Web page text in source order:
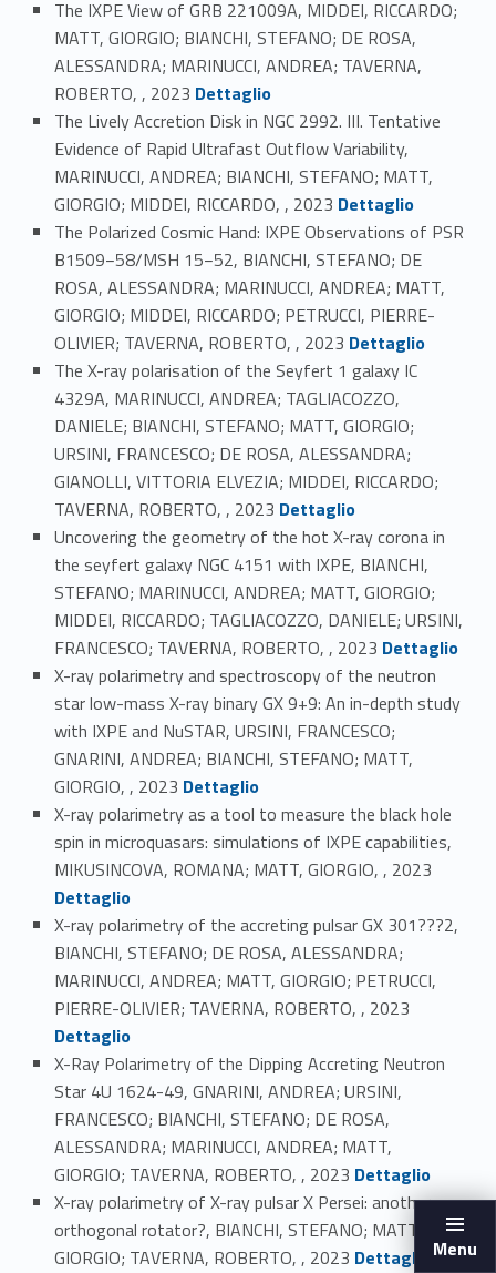
Menu
The IXPE View of GRB 221009A, MIDDEI, RICCARDO;
MATT, GIORGIO; BIANCHI, STEFANO; DE ROSA,
ALESSANDRA; MARINUCCI, ANDREA; TAVERNA,
ROBERTO, , 2023 Link identifier #identifier_person_111947-85
Dettaglio
The Lively Accretion Disk in NGC 2992. III. Tentative
Evidence of Rapid Ultrafast Outflow Variability,
MARINUCCI, ANDREA; BIANCHI, STEFANO; MATT,
GIORGIO; MIDDEI, RICCARDO, , 2023 Link identifier #identifier_person_21455-86
Dettaglio
The Polarized Cosmic Hand: IXPE Observations of PSR
B1509−58/MSH 15−52, BIANCHI, STEFANO; DE
ROSA, ALESSANDRA; MARINUCCI, ANDREA; MATT,
GIORGIO; MIDDEI, RICCARDO; PETRUCCI, PIERRE-
OLIVIER; TAVERNA, ROBERTO, , 2023 Link identifier #identifier_person_22501-87
Dettaglio
The X-ray polarisation of the Seyfert 1 galaxy IC
4329A, MARINUCCI, ANDREA; TAGLIACOZZO,
DANIELE; BIANCHI, STEFANO; MATT, GIORGIO;
URSINI, FRANCESCO; DE ROSA, ALESSANDRA;
GIANOLLI, VITTORIA ELVEZIA; MIDDEI, RICCARDO;
TAVERNA, ROBERTO, , 2023 Link identifier #identifier_person_68023-88
Dettaglio
Uncovering the geometry of the hot X-ray corona in
the seyfert galaxy NGC 4151 with IXPE, BIANCHI,
STEFANO; MARINUCCI, ANDREA; MATT, GIORGIO;
MIDDEI, RICCARDO; TAGLIACOZZO, DANIELE; URSINI,
FRANCESCO; TAVERNA, ROBERTO, , 2023 Link identifier #identifier_person_182882-89
Dettaglio
X-ray polarimetry and spectroscopy of the neutron
star low-mass X-ray binary GX 9+9: An in-depth study
with IXPE and NuSTAR, URSINI, FRANCESCO;
GNARINI, ANDREA; BIANCHI, STEFANO; MATT,
GIORGIO, , 2023 Link identifier #identifier_person_24442-90
Dettaglio
X-ray polarimetry as a tool to measure the black hole
spin in microquasars: simulations of IXPE capabilities,
MIKUSINCOVA, ROMANA; MATT, GIORGIO, , 2023 Link identifier #identifier_person_60957-91
Dettaglio
X-ray polarimetry of the accreting pulsar GX 301???2,
BIANCHI, STEFANO; DE ROSA, ALESSANDRA;
MARINUCCI, ANDREA; MATT, GIORGIO; PETRUCCI,
PIERRE-OLIVIER; TAVERNA, ROBERTO, , 2023
Dettaglio
X-Ray Polarimetry of the Dipping Accreting Neutron
Star 4U 1624-49, GNARINI, ANDREA; URSINI,
FRANCESCO; BIANCHI, STEFANO; DE ROSA,
ALESSANDRA; MARINUCCI, ANDREA; MATT,
GIORGIO; TAVERNA, ROBERTO, , 2023 Link identifier #identifier_person_146298-93
Dettaglio
X-ray polarimetry of X-ray pulsar X Persei: another
orthogonal rotator?, BIANCHI, STEFANO; MATT,
GIORGIO; TAVERNA, ROBERTO, , 2023 Link identifier #identifier_person_124253-94
Dettaglio